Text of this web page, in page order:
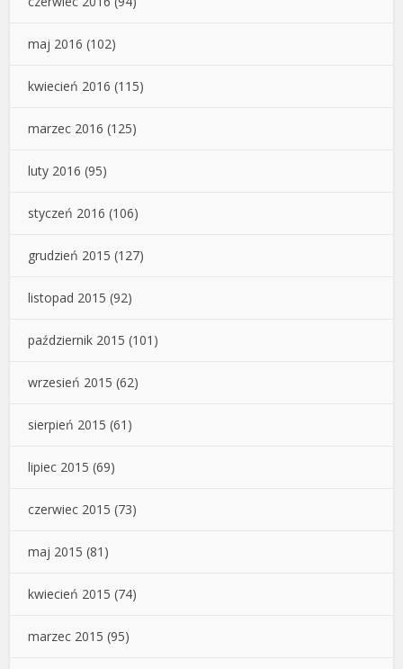
maj 2016 (102)
kwiecień 2016 (115)
marzec 2016 (125)
luty 2016 (95)
styczeń 2016 (106)
grudzień 2015 (127)
listopad 2015 (92)
październik 2015 (101)
wrzesień 2015 (62)
sierpień 2015 (61)
lipiec 2015 (69)
czerwiec 2015 (73)
maj 2015 (81)
kwiecień 2015 (74)
marzec 2015 (95)